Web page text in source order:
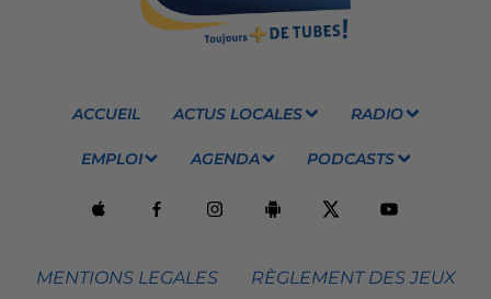
ACCUEIL ACTUS LOCALES RADIO
EMPLOI AGENDA PODCASTS
MENTIONS LEGALES RÈGLEMENT DES JEUX